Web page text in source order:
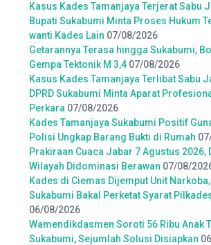
Kasus Kades Tamanjaya Terjerat Sabu
Bupati Sukabumi Minta Proses Hukum
wanti Kades Lain 07/08/2026
Getarannya Terasa hingga Sukabumi,
Gempa Tektonik M 3,4 07/08/2026
Kasus Kades Tamanjaya Terlibat Sabu
DPRD Sukabumi Minta Aparat
Perkara 07/08/2026
Kades Tamanjaya Sukabumi Positif
Polisi Ungkap Barang Bukti di Rumah
Prakiraan Cuaca Jabar 7 Agustus 2026,
Wilayah Didominasi Berawan 07/08/
Kades di Ciemas Dijemput Unit
Sukabumi Bakal Perketat Syarat
06/08/2026
Wamendikdasmen Soroti 56 Ribu Anak
Sukabumi, Sejumlah Solusi Disiapkan